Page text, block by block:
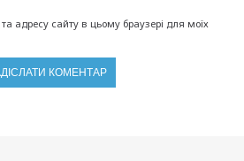
адресу сайту в цьому браузері для моїх